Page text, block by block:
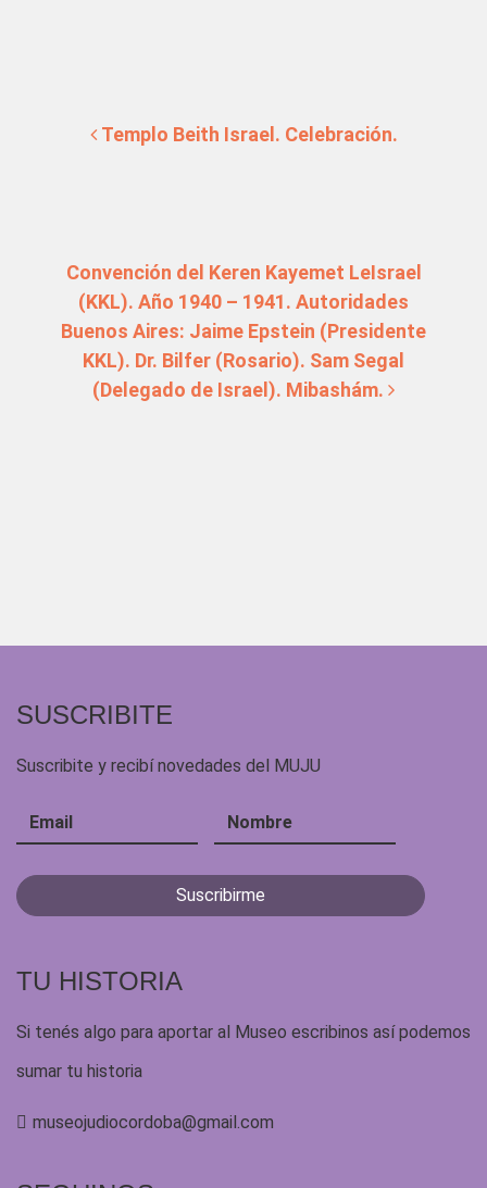
Templo Beith Israel. Celebración.
Convención del Keren Kayemet LeIsrael
(KKL). Año 1940 – 1941. Autoridades
Buenos Aires: Jaime Epstein (Presidente
KKL). Dr. Bilfer (Rosario). Sam Segal
(Delegado de Israel). Mibashám.
SUSCRIBITE
Suscribite y recibí novedades del MUJU
TU HISTORIA
Si tenés algo para aportar al Museo escribinos así podemos
sumar tu historia
museojudiocordoba@gmail.com